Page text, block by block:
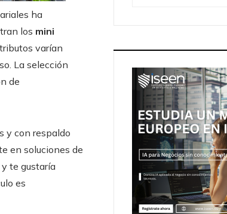
ha
los mini
varían
La selección
de
y con respaldo
en soluciones de
te gustaría
es